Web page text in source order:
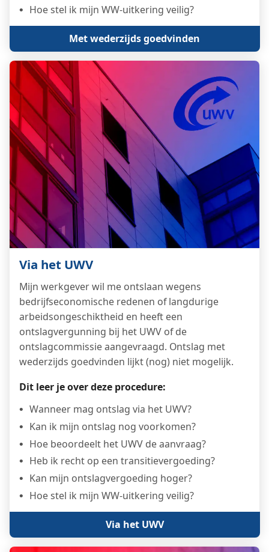
Hoe stel ik mijn WW-uitkering veilig?
Met wederzijds goedvinden
Via het UWV
Mijn werkgever wil me ontslaan wegens
bedrijfseconomische redenen of langdurige
arbeidsongeschiktheid en heeft een
ontslagvergunning bij het UWV of de
ontslagcommissie aangevraagd. Ontslag met
wederzijds goedvinden lijkt (nog) niet mogelijk.
Dit leer je over deze procedure:
Wanneer mag ontslag via het UWV?
Kan ik mijn ontslag nog voorkomen?
Hoe beoordeelt het UWV de aanvraag?
Heb ik recht op een transitievergoeding?
Kan mijn ontslagvergoeding hoger?
Hoe stel ik mijn WW-uitkering veilig?
Via het UWV